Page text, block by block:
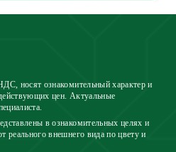
носят ознакомительный характер и
цен. Актуальные
в ознакомительных целях и
реального внешнего вида по цвету и